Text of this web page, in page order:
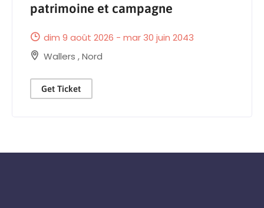
patrimoine et campagne
dim 9 août 2026 - mar 30 juin 2043
Wallers ,Nord
Get Ticket